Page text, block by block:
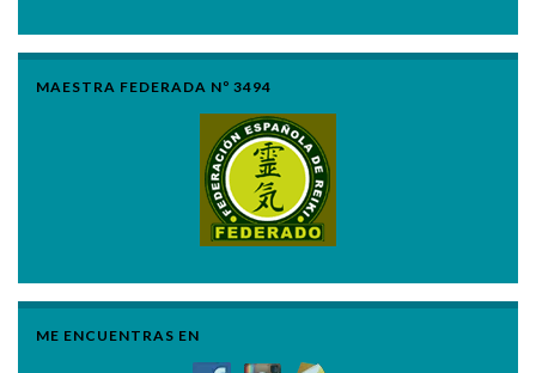
MAESTRA FEDERADA Nº 3494
ME ENCUENTRAS EN